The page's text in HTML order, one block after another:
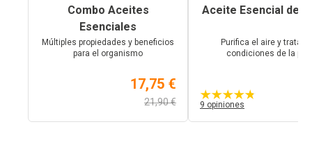
Combo Aceites
Esenciales
Múltiples propiedades y beneficios
para el organismo
17,75 €
21,90 €
Aceite Esencial de
Purifica el aire y trata
condiciones de la piel
9 opiniones